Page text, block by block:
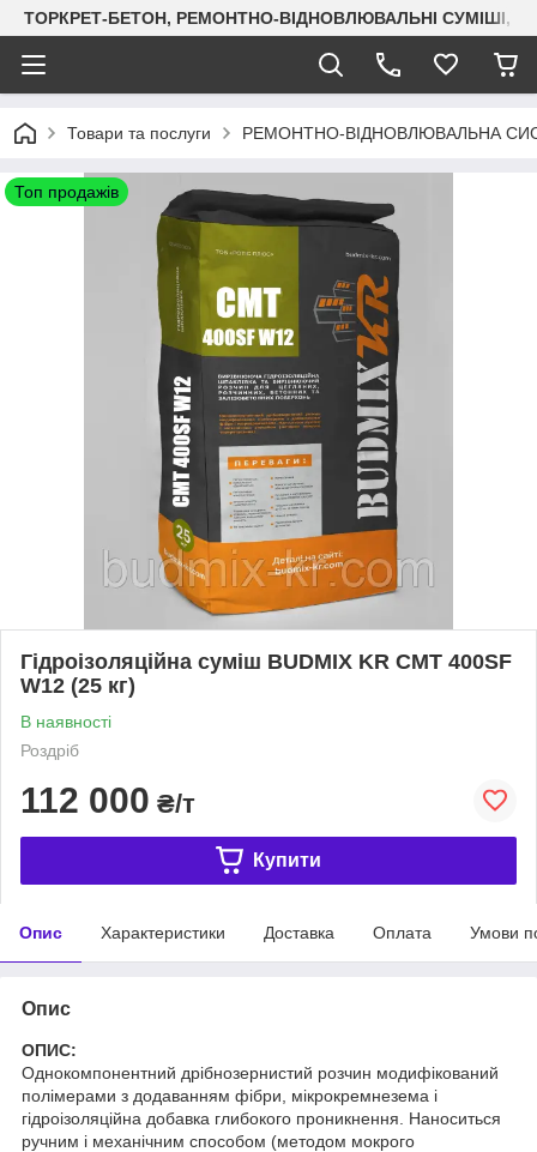
ТОРКРЕТ-БЕТОН, РЕМОНТНО-ВІДНОВЛЮВАЛЬНІ СУМІШІ,
Товари та послуги РЕМОНТНО-ВІДНОВЛЮВАЛЬНА
Топ продажів
Гідроізоляційна суміш BUDMIX KR CMT 400SF
W12 (25 кг)
В наявності
Роздріб
112 000 ₴/т
Купити
Опис Характеристики Доставка Оплата Умови
Опис
ОПИС:
Однокомпонентний дрібнозернистий розчин модифікований
полімерами з додаванням фібри, мікрокремнезема і
гідроізоляційна добавка глибокого проникнення. Наноситься
ручним і механічним способом (методом мокрого